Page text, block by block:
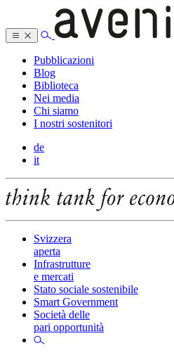
Pubblicazioni
Blog
Biblioteca
Nei media
Chi siamo
I nostri sostenitori
de
it
Svizzera
aperta
Infrastrutture
e mercati
Stato sociale sostenibile
Smart Government
Società delle
pari opportunità